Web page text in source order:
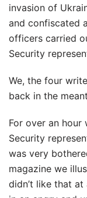
invasion of
and confiscated
officers carried
Security
We, the four
back in the
For over an
Security
was very
magazine we
didn’t like that at